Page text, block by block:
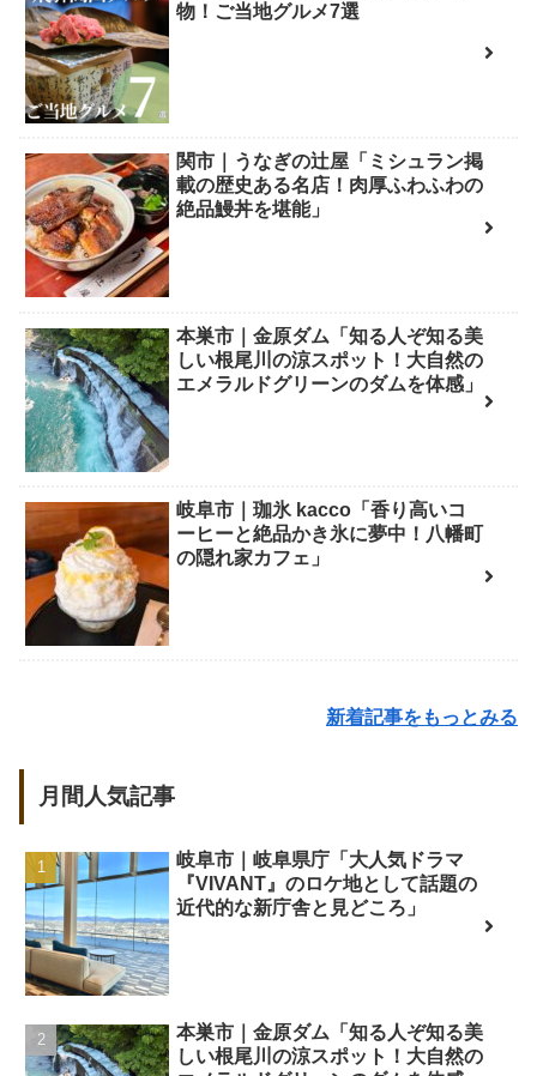
物！ご当地グルメ7選
関市｜うなぎの辻屋「ミシュラン掲
載の歴史ある名店！肉厚ふわふわの
絶品鰻丼を堪能」
本巣市｜金原ダム「知る人ぞ知る美
しい根尾川の涼スポット！大自然の
エメラルドグリーンのダムを体感」
岐阜市｜珈氷 kacco「香り高いコ
ーヒーと絶品かき氷に夢中！八幡町
の隠れ家カフェ」
新着記事をもっとみる
月間人気記事
岐阜市｜岐阜県庁「大人気ドラマ
『VIVANT』のロケ地として話題の
近代的な新庁舎と見どころ」
本巣市｜金原ダム「知る人ぞ知る美
しい根尾川の涼スポット！大自然の